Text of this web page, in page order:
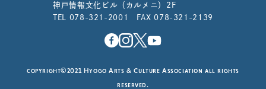
神戸情報文化ビル（カルメニ）2F
TEL 078-321-2001 FAX 078-321-2139
copyright©2021 Hyogo Arts & Culture Association all rights
reserved.